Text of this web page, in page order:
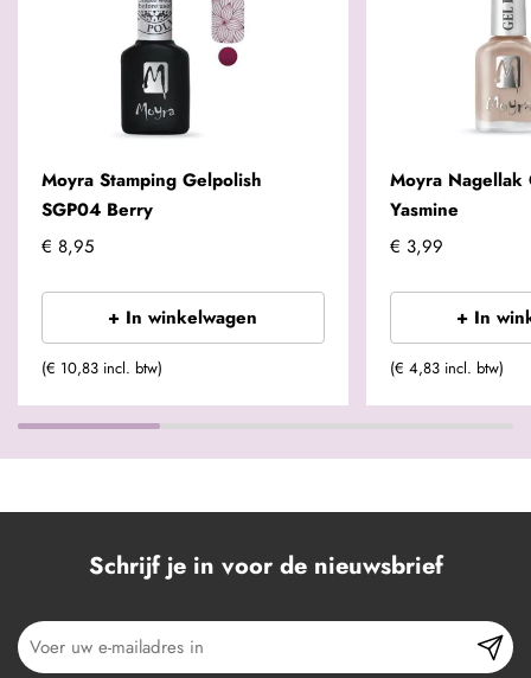
Moyra Stamping Gelpolish
SGP04 Berry
€ 8,95
+ In winkelwagen
(€ 10,83 incl. btw)
Moyra Nagellak
Yasmine
€ 3,99
+ In
(€ 4,83 incl. btw)
Schrijf je in voor de nieuwsbrief